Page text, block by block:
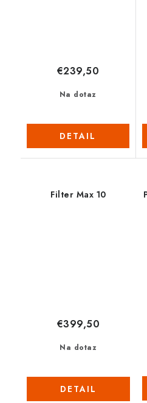
Na dotaz
€239,50
DETAIL
Filter Max 10
Na dotaz
€399,50
DETAIL